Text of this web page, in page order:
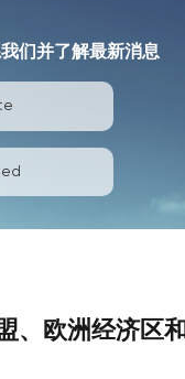
们并了解最新消息
、欧洲经济区